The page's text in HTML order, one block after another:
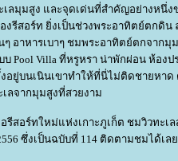
ะเลมุมสูง และจุดเด่นที่สำคัญอย่างหนึ่
รีสอร์ท ยิ่งเป็นช่วงพระอาทิตย์ตกดิ
อาหารเบาๆ ชมพระอาทิตย์ตกจาก
Pool Villa ที่หรูหรา น่าพักผ่อน ห้อ
อยู่บนเนินเขาทำให้ที่นี่ไม่ติดชายหา
ลจากมุมสูงที่สวยงาม
อร์ทใหม่แห่งเกาะภูเก็ต ชมวิวทะเล
ซึ่งเป็นฉบับที่ 114 ติดตามชมได้เล